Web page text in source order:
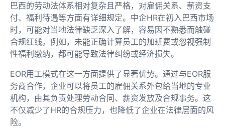
巴西的劳动法体系相对复杂且严格，对雇佣关系、薪资支
付、福利待遇等方面有详细规定。中企HR在初入巴西市场
时，可能对当地法律缺乏深入了解，容易因不熟悉而触碰
合规红线。例如，未能正确计算员工的加班费或忽视强制
性福利缴纳，都可能导致法律纠纷或经济损失。
EOR用工模式在这一方面提供了显著优势。通过与EOR服
务商合作，企业可以将员工的雇佣关系外包给当地的专业
机构，由其负责处理劳动合同、薪资发放及合规事务。这
不仅减少了HR的合规压力，也降低了企业在法律层面的风
险。